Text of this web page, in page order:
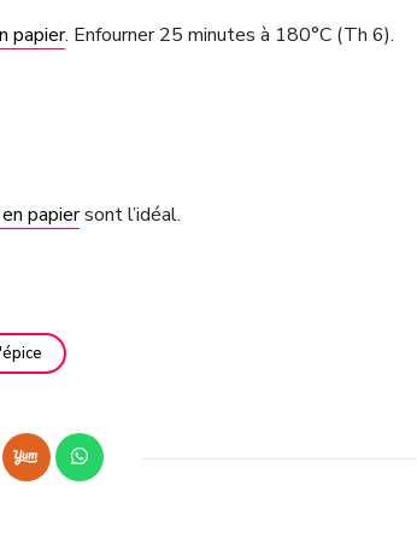
papier. Enfourner 25 minutes à 180°C (Th 6).
papiersont l’idéal.